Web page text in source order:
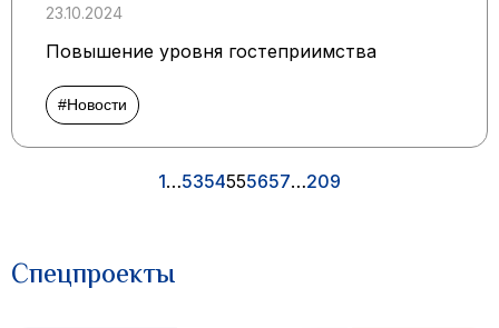
23.10.2024
Повышение уровня гостеприимства
#Новости
1…5354555657…209
Спецпроекты